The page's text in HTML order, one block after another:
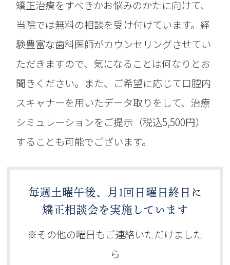
矯正治療をすべきかお悩みのかたに向けて、
当院では無料の相談を受け付けています。経
験豊富な歯科医師がカウンセリングさせてい
ただきますので、気になることは何なりとお
聞きください。また、ご希望に応じて口腔内
スキャナーを用いたデータ取りをして、治療
シミュレーションをご提示（税込5,500円）
することも可能でございます。
毎週土曜午後、月1回日曜日終日に
矯正相談会を実施しています
※その他の曜日もご連絡いただけました
ら